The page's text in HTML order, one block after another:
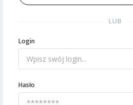
LUB
Login
Hasło